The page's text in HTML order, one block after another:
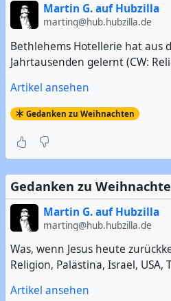
Martin G. auf Hubzilla
marting@hub.hubzilla.de
Bethlehems Hotellerie hat aus
Jahrtausenden gelernt (CW:
Artikel ansehen
Gedanken zu Weihnachten
Gedanken zu
Martin G. auf Hubzilla
marting@hub.hubzilla.de
Was, wenn Jesus heute
Religion, Palästina, Israel, USA,
Artikel ansehen